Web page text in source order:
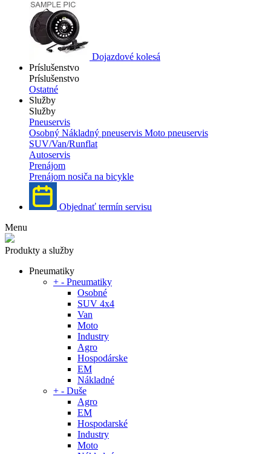
Dojazdové kolesá
Príslušenstvo
Príslušenstvo
Ostatné
Služby
Služby
Pneuservis
Osobný Nákladný pneuservis Moto pneuservis
SUV/Van/Runflat
Autoservis
Prenájom
Prenájom nosiča na bicykle
Objednať termín servisu
Menu
Produkty a služby
Pneumatiky
+ - Pneumatiky
Osobné
SUV 4x4
Van
Moto
Industry
Agro
Hospodárske
EM
Nákladné
+ - Duše
Agro
EM
Hospodarské
Industry
Moto